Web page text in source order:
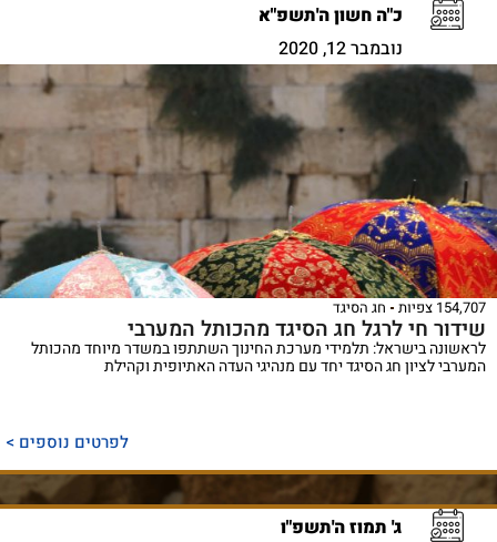
כ"ה חשון ה'תשפ"א
נובמבר 12, 2020
154,707 צפיות חג הסיגד
שידור חי לרגל חג הסיגד מהכותל המערבי
לראשונה בישראל: תלמידי מערכת החינוך השתתפו במשדר מיוחד מהכותל
המערבי לציון חג הסיגד יחד עם מנהיגי העדה האתיופית וקהילת
לפרטים נוספים >
ג' תמוז ה'תשפ"ו